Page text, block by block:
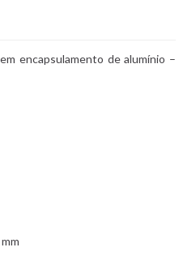
encapsulamento de alumínio –